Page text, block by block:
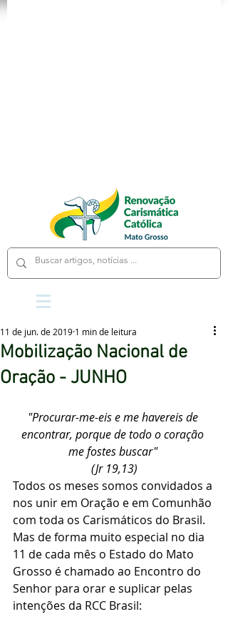
Mobilização Nacional de
Oração - JUNHO
11 de jun. de 2019 1 min de leitura
"Procurar-me-eis e me havereis de
encontrar, porque de todo o coração
me fostes buscar"
(Jr 19,13)
Todos os meses somos convidados a
nos unir em Oração e em Comunhão
com toda os Carismáticos do Brasil.
Mas de forma muito especial no dia
11 de cada mês o Estado do Mato
Grosso é chamado ao Encontro do
Senhor para orar e suplicar pelas
intenções da RCC Brasil: